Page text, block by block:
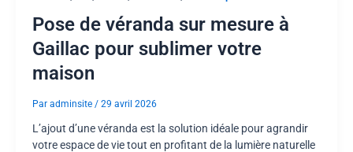
Pose de véranda sur mesure à
Gaillac pour sublimer votre
maison
Par adminsite / 29 avril 2026
L’ajout d’une véranda est la solution idéale pour agrandir
votre espace de vie tout en profitant de la lumière naturelle